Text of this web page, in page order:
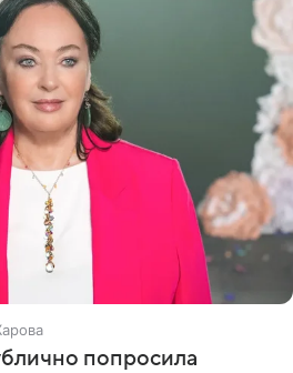
попросила